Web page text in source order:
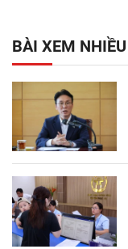
BÀI XEM NHIỀU